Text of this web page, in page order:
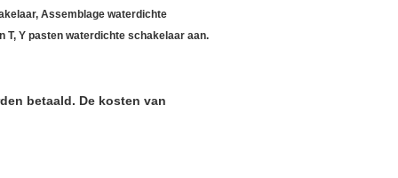
Assemblage waterdichte
Y pasten waterdichte schakelaar aan.
betaald. De kosten van